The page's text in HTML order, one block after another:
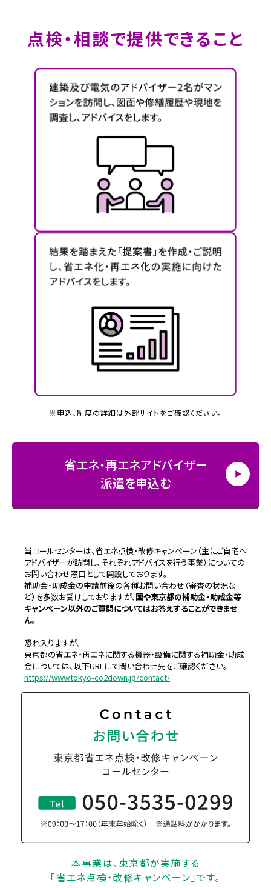
点検・相談で提供できること
※申込、制度の詳細は外部サイトをご確認ください。
省エネ・再エネアドバイザー
派遣を申込む
当コールセンターは、省エネ点検・改修キャンペーン（主にご自宅へ
アドバイザーが訪問し、それぞれアドバイスを行う事業）についての
お問い合わせ窓口として開設しております。
補助金・助成金の申請前後の各種お問い合わせ（審査の状況な
ど）を多数お受けしておりますが、国や東京都の補助金・助成金等
キャンペーン以外のご質問についてはお答えすることができませ
ん。
恐れ入りますが、
東京都の省エネ・再エネに関する機器・設備に関する補助金・助成
金については、以下URLにて問い合わせ先をご確認ください。
https://www.tokyo-co2down.jp/contact/
本事業は、東京都が実施する
「省エネ点検・改修キャンペーン」です。